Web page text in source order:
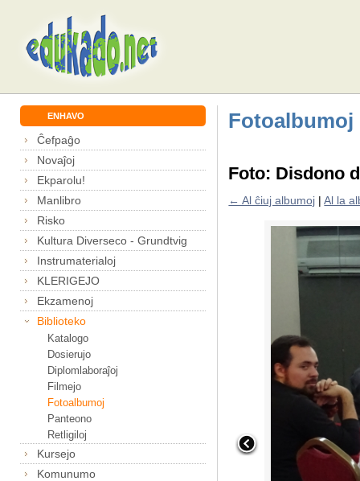
ENHAVO
Ĉefpaĝo
Novaĵoj
Ekparolu!
Manlibro
Risko
Kultura Diverseco - Grundtvig
Instrumaterialoj
KLERIGEJO
Ekzamenoj
Biblioteko
Katalogo
Dosierujo
Diplomlaboraĵoj
Filmejo
Fotoalbumoj
Panteono
Retligiloj
Kursejo
Komunumo
Fotoalbumoj
Foto: Disdono
← Al ĉiuj albumoj |Al la